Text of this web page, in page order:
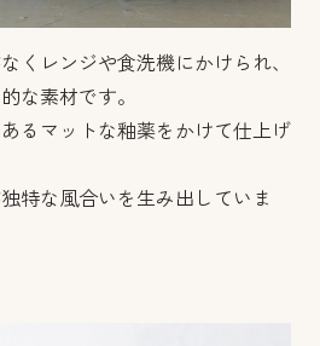
くレンジや食洗機にかけられ、
な素材です。
るマットな釉薬をかけて仕上げ
特な風合いを生み出していま